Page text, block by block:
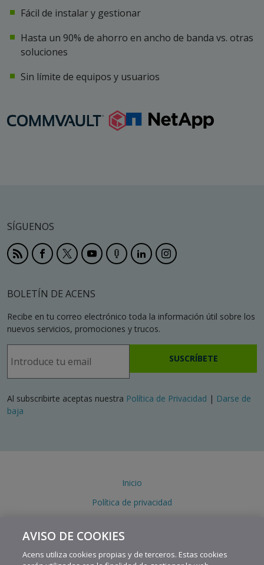
Fácil de instalar y gestionar
Hasta un 90% de ahorro en ancho de banda vs. otras
soluciones
Sin límite de equipos y usuarios
SÍGUENOS
BOLETÍN DE ACENS
Recibe en tu correo electrónico toda la información útil sobre los
nuevos servicios, promociones y trucos.
SUSCRÍBETE
Al subscribirte aceptas nuestra Política de Privacidad | Darse de
baja
Inicio
Política de privacidad
Aviso legal
AVISO DE COOKIES
Acens utiliza cookies propias y de terceros. Estas cookies